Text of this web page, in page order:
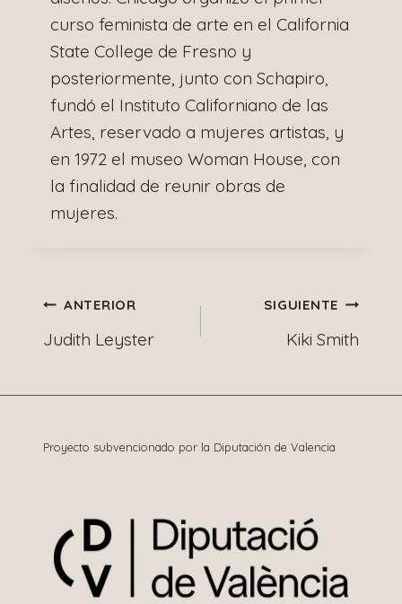
curso feminista de arte en el California
State College de Fresno y
posteriormente, junto con Schapiro,
fundó el Instituto Californiano de las
Artes, reservado a mujeres artistas, y
en 1972 el museo Woman House, con
la finalidad de reunir obras de
mujeres.
Navegación
de
entradas
ANTERIOR
Judith Leyster
SIGUIENTE
Kiki Smith
Proyecto subvencionado por la Diputación de Valencia